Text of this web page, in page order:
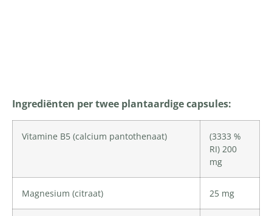
Ingrediënten per twee plantaardige capsules:
Vitamine B5 (calcium pantothenaat)
(3333 %
RI) 200
mg
Magnesium (citraat) 25 mg